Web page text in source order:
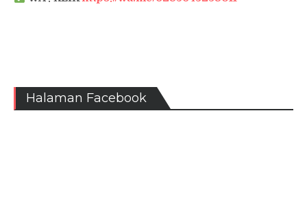
Halaman Facebook